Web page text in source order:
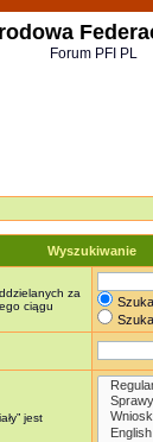
Forum PFI PL
Wyszukiwanie
za
ciągu
jest